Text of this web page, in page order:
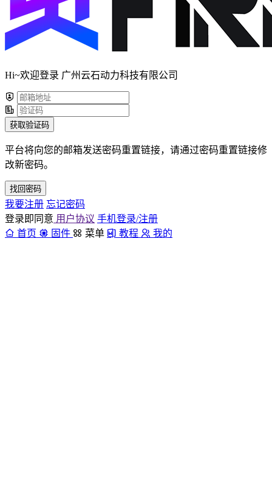
Hi~欢迎登录 广州云石动力科技有限公司
获取验证码
平台将向您的邮箱发送密码重置链接，请通过密码重置链接修
改新密码。
找回密码
我要注册 忘记密码
登录即同意 用户协议 手机登录/注册
首页
固件 菜单 教程 我的